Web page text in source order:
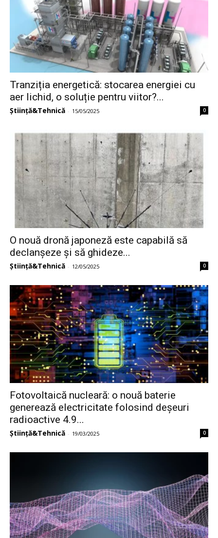
Tranziția energetică: stocarea energiei cu
aer lichid, o soluție pentru viitor?...
Știință&Tehnică - 15/05/2025 0
O nouă dronă japoneză este capabilă să
declanșeze și să ghideze...
Știință&Tehnică - 12/05/2025 0
Fotovoltaică nucleară: o nouă baterie
generează electricitate folosind deșeuri
radioactive 4.9...
Știință&Tehnică - 19/03/2025 0